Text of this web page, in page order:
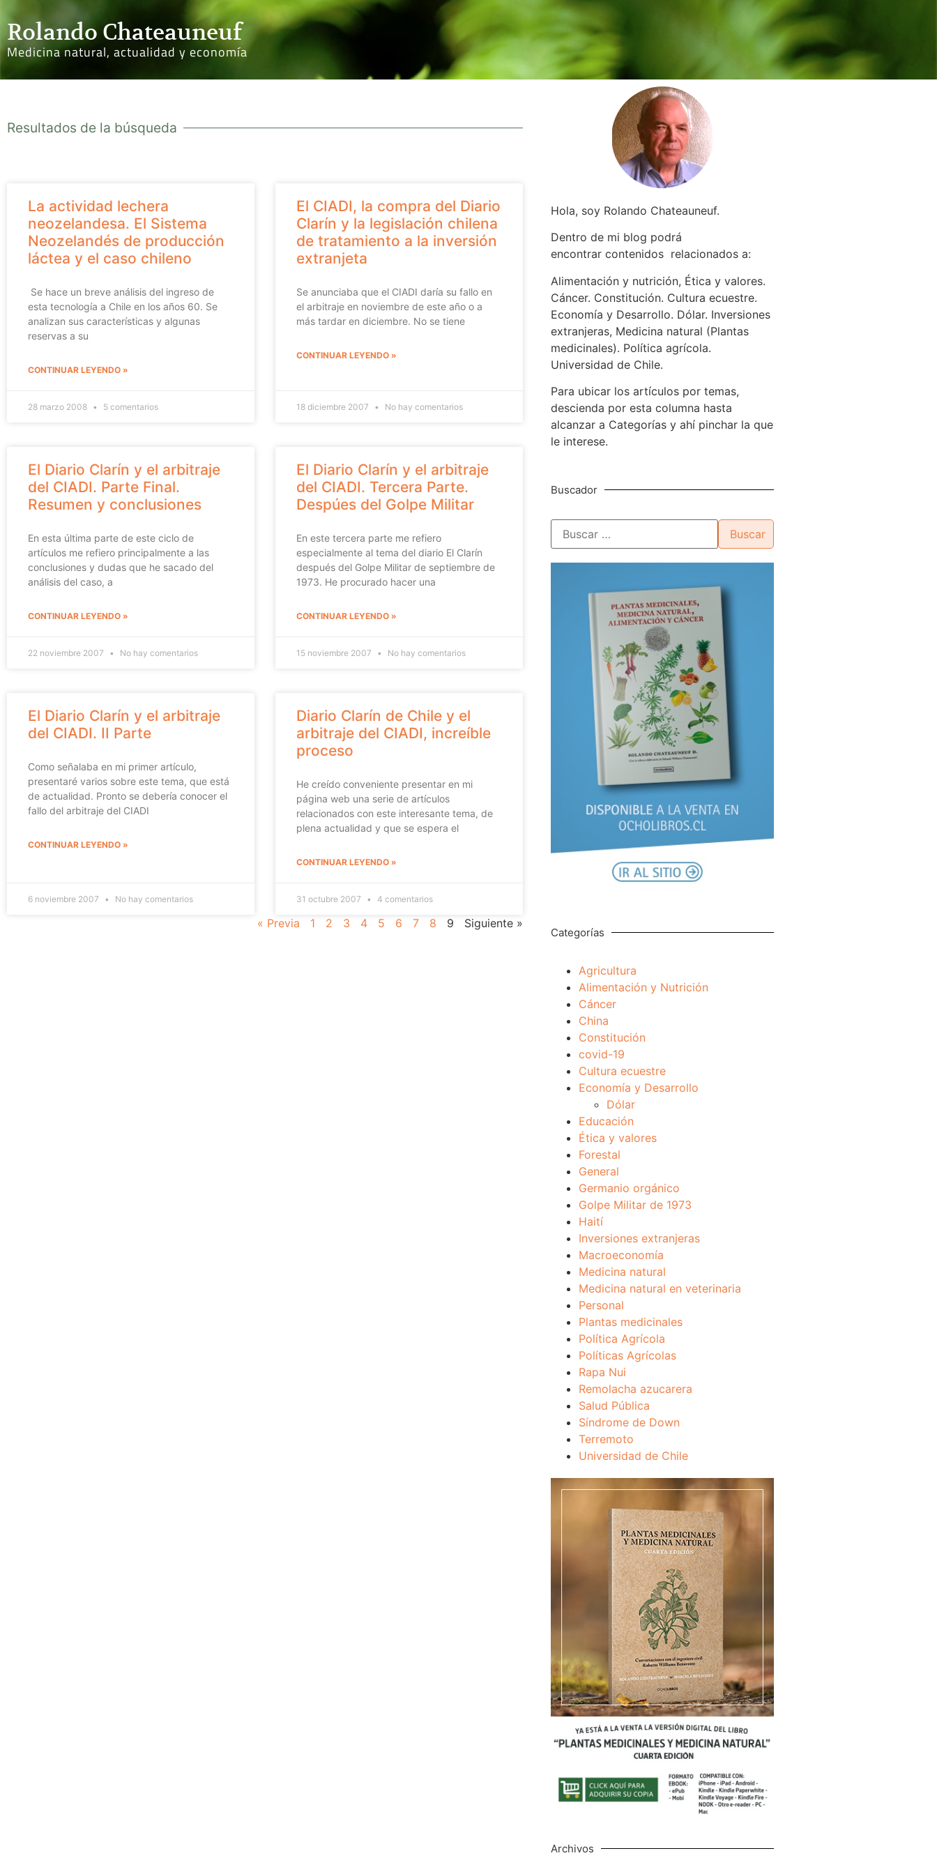
Rolando Chateauneuf
Medicina natural, actualidad y economía
Resultados de la búsqueda
La actividad lechera
neozelandesa. El Sistema
Neozelandés de producción
láctea y el caso chileno
Se hace un breve análisis del ingreso de
esta tecnología a Chile en los años 60. Se
analizan sus características y algunas
reservas a su
CONTINUAR LEYENDO »
28 marzo 2008 5 comentarios
El CIADI, la compra del Diario
Clarín y la legislación chilena
de tratamiento a la inversión
extranjeta
Se anunciaba que el CIADI daría su fallo en
el arbitraje en noviembre de este año o a
más tardar en diciembre. No se tiene
CONTINUAR LEYENDO »
18 diciembre 2007 No hay comentarios
El Diario Clarín y el arbitraje
del CIADI. Parte Final.
Resumen y conclusiones
En esta última parte de este ciclo de
artículos me refiero principalmente a las
conclusiones y dudas que he sacado del
análisis del caso, a
CONTINUAR LEYENDO »
22 noviembre 2007 No hay comentarios
El Diario Clarín y el arbitraje
del CIADI. Tercera Parte.
Despúes del Golpe Militar
En este tercera parte me refiero
especialmente al tema del diario El Clarín
después del Golpe Militar de septiembre de
1973. He procurado hacer una
CONTINUAR LEYENDO »
15 noviembre 2007 No hay comentarios
El Diario Clarín y el arbitraje
del CIADI. II Parte
Como señalaba en mi primer artículo,
presentaré varios sobre este tema, que está
de actualidad. Pronto se debería conocer el
fallo del arbitraje del CIADI
CONTINUAR LEYENDO »
6 noviembre 2007 No hay comentarios
Diario Clarín de Chile y el
arbitraje del CIADI, increíble
proceso
He creído conveniente presentar en mi
página web una serie de artículos
relacionados con este interesante tema, de
plena actualidad y que se espera el
CONTINUAR LEYENDO »
31 octubre 2007 4 comentarios
« Previa 1 2 3 4 5 6 7 8 9 Siguiente »
Hola, soy Rolando Chateauneuf.
Dentro de mi blog podrá
encontrar contenidos relacionados a:
Alimentación y nutrición, Ética y valores.
Cáncer. Constitución. Cultura ecuestre.
Economía y Desarrollo. Dólar. Inversiones
extranjeras, Medicina natural (Plantas
medicinales). Política agrícola.
Universidad de Chile.
Para ubicar los artículos por temas,
descienda por esta columna hasta
alcanzar a Categorías y ahí pinchar la que
le interese.
Buscador
Categorías
Agricultura
Alimentación y Nutrición
Cáncer
China
Constitución
covid-19
Cultura ecuestre
Economía y Desarrollo
Dólar
Educación
Ética y valores
Forestal
General
Germanio orgánico
Golpe Militar de 1973
Haití
Inversiones extranjeras
Macroeconomía
Medicina natural
Medicina natural en veterinaria
Personal
Plantas medicinales
Política Agrícola
Políticas Agrícolas
Rapa Nui
Remolacha azucarera
Salud Pública
Síndrome de Down
Terremoto
Universidad de Chile
Archivos